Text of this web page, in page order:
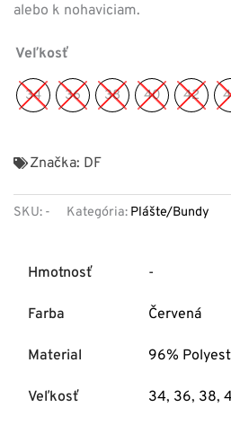
alebo k nohaviciam.
Veľkosť
34 36 38 40 42
Značka: DF
SKU: - Kategória: Plášte/Bundy
Hmotnosť -
Farba Červená
Material 96%
Veľkosť 34, 36, 38,